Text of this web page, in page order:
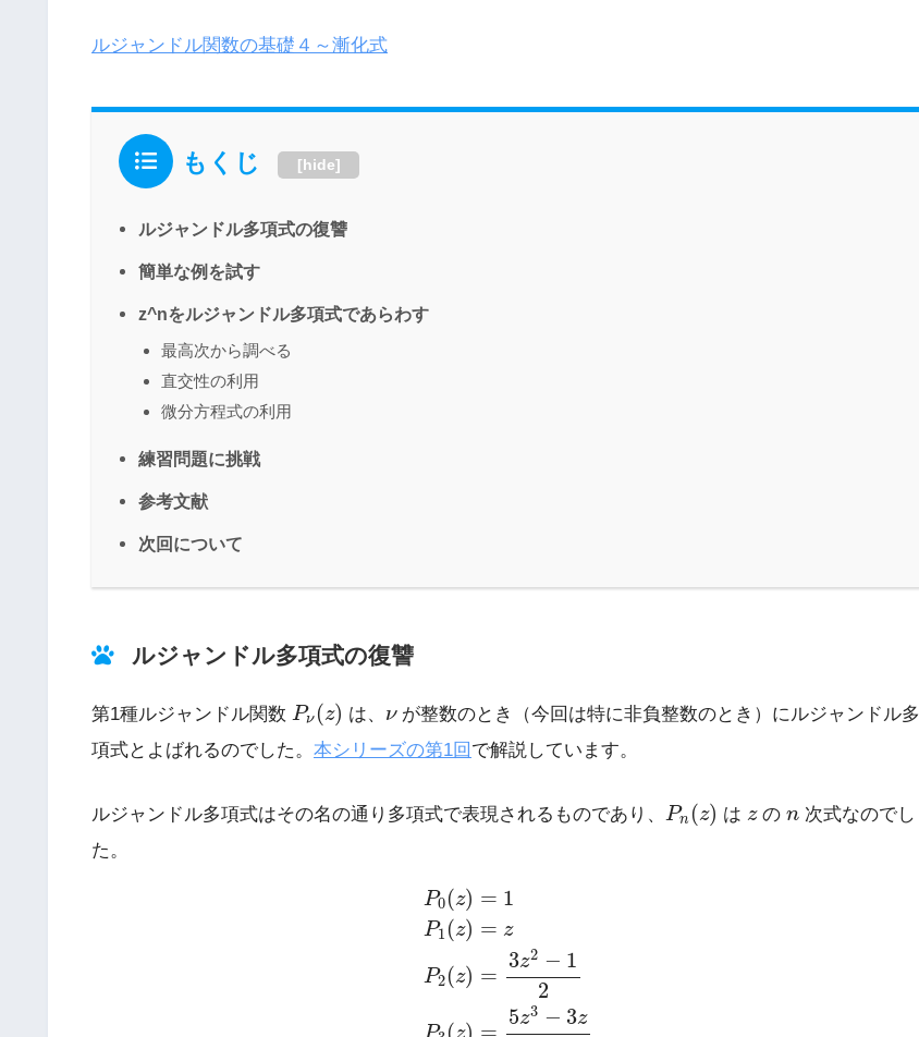
ルジャンドル関数の基礎４～漸化式
もくじ [hide]
ルジャンドル多項式の復讐
簡単な例を試す
z^nをルジャンドル多項式であらわす
最高次から調べる
直交性の利用
微分方程式の利用
練習問題に挑戦
参考文献
次回について
ルジャンドル多項式の復讐
第1種ルジャンドル関数 Pν (z)
Pν ( ) は、 ν
νが整数のとき（今回は特に非負整数のとき）にルジャンドル多
項式とよばれるのでした。 本シリーズの第1回 で解説しています。
ルジャンドル多項式はその名の通り多項式で表現されるものであり、 Pn (z)
Pn ( ) はz
zのn
n 次式なのでし
た。
P0(z) = 1
P1 (z) = z
P2(z) =
3z2 − 1
2
5z3 − 3z
P0 (z ) P1